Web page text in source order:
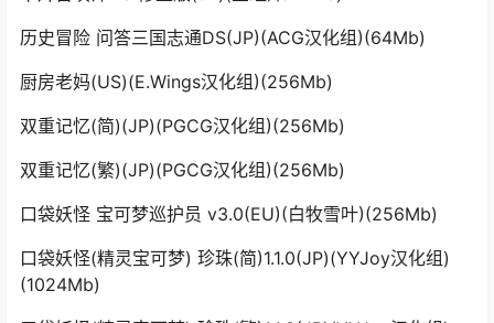
历史冒险 问答三国志通DS(JP)(ACG汉化组)(64Mb)
厨房老妈(US)(E.Wings汉化组)(256Mb)
双重记忆(简)(JP)(PGCG汉化组)(256Mb)
双重记忆(繁)(JP)(PGCG汉化组)(256Mb)
口袋妖怪 宝可梦巡护员 v3.0(EU)(白牧雪叶)(256Mb)
口袋妖怪(精灵宝可梦) 珍珠(简)1.1.0(JP)(YYJoy汉化组)
(1024Mb)